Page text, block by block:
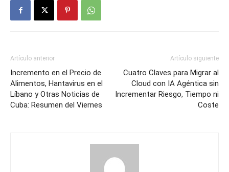
Artículo anterior
Incremento en el Precio de
Alimentos, Hantavirus en el
Líbano y Otras Noticias de
Cuba: Resumen del Viernes
Artículo siguiente
Cuatro Claves para Migrar al
Cloud con IA Agéntica sin
Incrementar Riesgo, Tiempo ni
Coste